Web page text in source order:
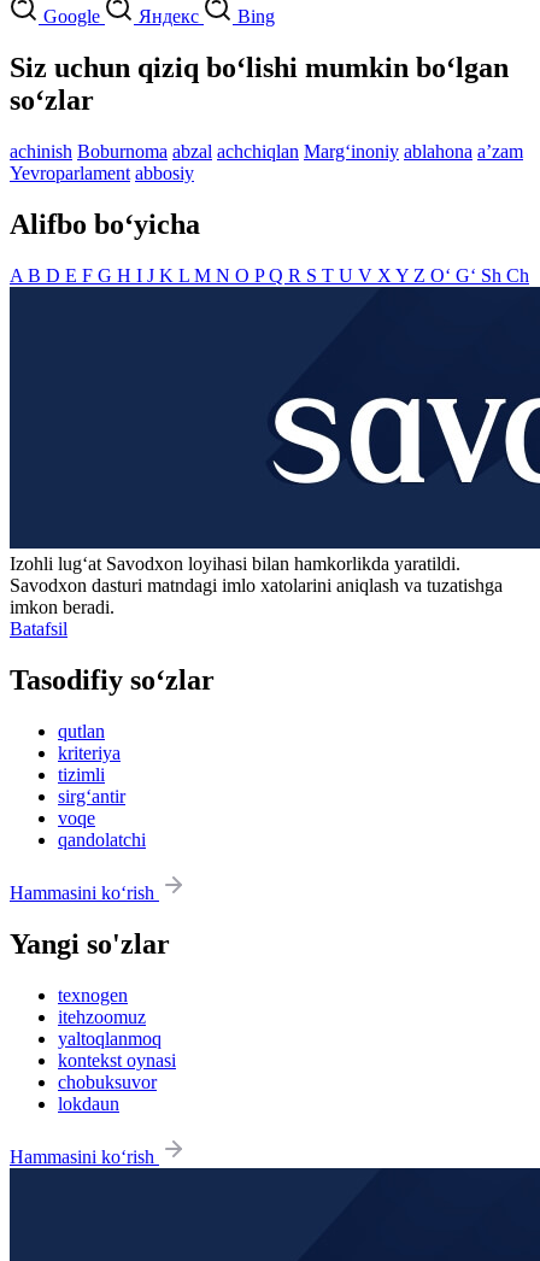
Google Яндекс Bing
Siz uchun qiziq bo‘lishi mumkin bo‘lgan
so‘zlar
achinish Boburnoma abzal achchiqlan Marg‘inoniy ablahona aʼzam
Yevroparlament abbosiy
Alifbo bo‘yicha
A B D E F G H I J K L M N O PQ R S T U V X Y Z O‘ G‘ Sh Ch
Izohli lugʻat Savodxon loyihasi bilan hamkorlikda yaratildi.
Savodxon dasturi matndagi imlo xatolarini aniqlash va tuzatishga
imkon beradi.
Batafsil
Tasodifiy so‘zlar
qutlan
kriteriya
tizimli
sirg‘antir
voqe
qandolatchi
Hammasini ko‘rish
Yangi so'zlar
texnogen
itehzoomuz
yaltoqlanmoq
kontekst oynasi
chobuksuvor
lokdaun
Hammasini ko‘rish